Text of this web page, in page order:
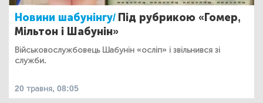
Новини шабунінгу/ Під рубрикою «Гомер,
Мільтон і Шабунін»
Військовослужбовець Шабунін «осліп» і звільнився зі
служби.
20 травня, 08:05